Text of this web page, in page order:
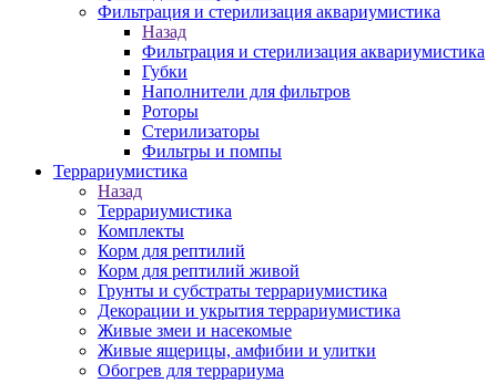
Фильтрация и стерилизация аквариумистика
Назад
Фильтрация и стерилизация аквариумистика
Губки
Наполнители для фильтров
Роторы
Стерилизаторы
Фильтры и помпы
Террариумистика
Назад
Террариумистика
Комплекты
Корм для рептилий
Корм для рептилий живой
Грунты и субстраты террариумистика
Декорации и укрытия террариумистика
Живые змеи и насекомые
Живые ящерицы, амфибии и улитки
Обогрев для террариума